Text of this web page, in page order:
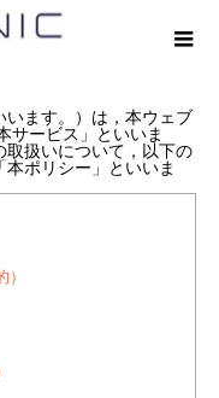
ます。）は，本ウェブ
サービス」といいま
扱いについて，以下の
ポリシー」といいま